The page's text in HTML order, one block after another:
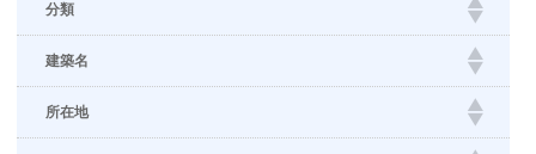
分類
建築名
所在地